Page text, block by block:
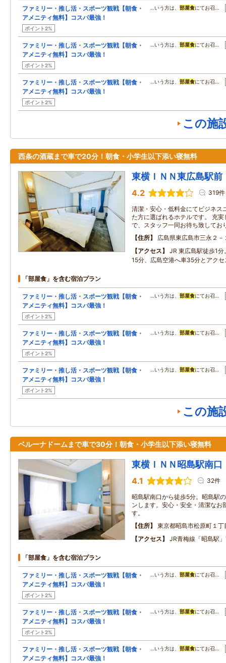
ファミリー・推し活・スポーツ観戦【朝食・
アメニティ無料】コスパ最強！
ポイント2%
…いう方は、 部屋食にてお召…
ファミリー・推し活・スポーツ観戦【朝食・
アメニティ無料】コスパ最強！
ポイント2%
…いう方は、 部屋食にてお召…
ファミリー・推し活・スポーツ観戦【朝食・
アメニティ無料】コスパ最強！
ポイント2%
…いう方は、 部屋食にてお召…
この施
西条の酒蔵まで車で20分！朝食・小学生以下添い寝無料
東横ＩＮＮ東広島駅前
4.2 319件
清潔・安心・低料金にてビジネス
た方に選ばれるホテルです。 充
で、スタッフ一同お待ち致してお
住所
広島県東広島市三永２－
アクセス
JR 東広島駅徒歩1
15分、広島空港へ車35分とアク
「部屋食」を含む宿泊プラン
ファミリー・推し活・スポーツ観戦【朝食・
アメニティ無料】コスパ最強！
ポイント2%
…いう方は、 部屋食にてお召…
ファミリー・推し活・スポーツ観戦【朝食・
アメニティ無料】コスパ最強！
ポイント2%
…いう方は、 部屋食にてお召…
ファミリー・推し活・スポーツ観戦【朝食・
アメニティ無料】コスパ最強！
ポイント2%
…いう方は、 部屋食にてお召…
この施
ベルーナドームまで車で30分！朝食・小学生以下添い寝無料
東横ＩＮＮ昭島駅南口
4.1 32件
昭島駅南口から徒歩5分。昭島駅
ンします。安心・安全・清潔なお
す。
住所
東京都昭島市松原町１丁
アクセス
JR青梅線「昭島駅
「部屋食」を含む宿泊プラン
ファミリー・推し活・スポーツ観戦【朝食・
アメニティ無料】コスパ最強！
ポイント2%
…いう方は、 部屋食にてお召…
ファミリー・推し活・スポーツ観戦【朝食・
アメニティ無料】コスパ最強！
ポイント2%
…いう方は、 部屋食にてお召…
ファミリー・推し活・スポーツ観戦【朝食・
アメニティ無料】コスパ最強！
…いう方は、 部屋食にてお召…